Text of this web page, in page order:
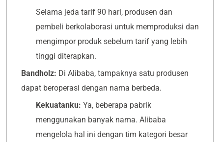
Selama jeda tarif 90 hari, produsen dan
pembeli berkolaborasi untuk memproduksi dan
mengimpor produk sebelum tarif yang lebih
tinggi diterapkan.
Bandholz: Di Alibaba, tampaknya satu produsen
dapat beroperasi dengan nama berbeda.
Kekuatanku: Ya, beberapa pabrik
menggunakan banyak nama. Alibaba
mengelola hal ini dengan tim kategori besar